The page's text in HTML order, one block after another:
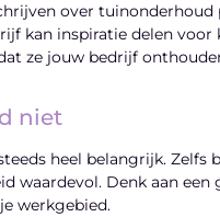
over
kan inspiratie delen
ze jouw bedrijf
niet
heel belangrijk.
waardevol. Denk aan
werkgebied.